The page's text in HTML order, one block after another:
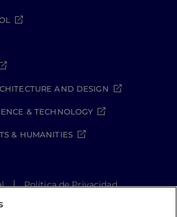
AND DESIGN
& TECHNOLOGY
& HUMANITIES
Política de Privacidad